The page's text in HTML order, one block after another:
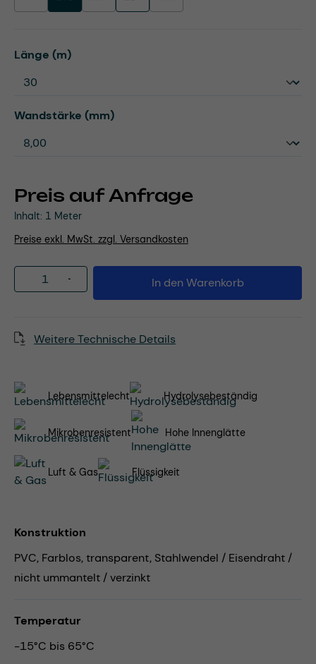
Preis auf Anfrage
Inhalt: 1 Meter
Preise exkl. MwSt. zzgl. Versandkosten
Länge (m)auswählen
Wandstärke (mm)auswählen
Produkt Anzahl: Gib den gewünschten
In den Warenkorb
Weitere Technische Details
Lebensmittelecht Hydrolysebeständig
Mikrobenresistent Hohe Innenglätte
Luft & Gas Flüssigkeit
Konstruktion
PVC, Farblos, transparent, Stahlwendel / Eisendraht /
nicht ummantelt / verzinkt
Temperatur
-15°C bis 65°C